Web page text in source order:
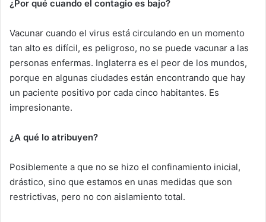
¿Por qué cuando el contagio es bajo?
Vacunar cuando el virus está circulando en un momento
tan alto es difícil, es peligroso, no se puede vacunar a las
personas enfermas. Inglaterra es el peor de los mundos,
porque en algunas ciudades están encontrando que hay
un paciente positivo por cada cinco habitantes. Es
impresionante.
¿A qué lo atribuyen?
Posiblemente a que no se hizo el confinamiento inicial,
drástico, sino que estamos en unas medidas que son
restrictivas, pero no con aislamiento total.